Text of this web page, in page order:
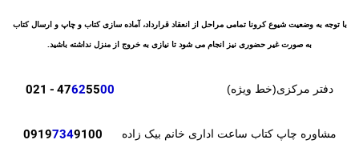
با توجه به وضعیت شیوع کرونا تمامی مراحل از انعقاد قرارداد، آماده سازی کتاب و چاپ و ارسال کتاب
به صورت غیر حضوری نیز انجام می شود تا نیازی به خروج از منزل نداشته باشید.
دفتر مرکزی(خط ویژه) 47625500
- 021
مشاوره چاپ کتاب ساعت اداری خانم بیک زاده 09197349100